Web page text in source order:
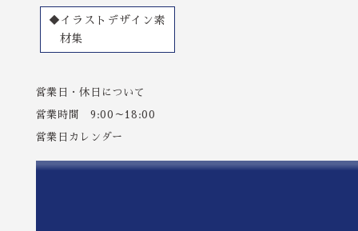
◆イラストデザイン素
材集
営業日・休日について
営業時間 9:00～18:00
営業日カレンダー